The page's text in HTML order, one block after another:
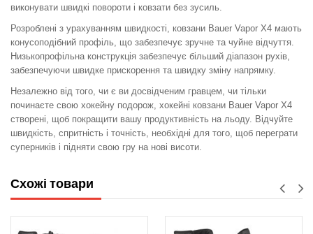
виконувати швидкі повороти і ковзати без зусиль.
Розроблені з урахуванням швидкості, ковзани Bauer Vapor X4 мають
конусоподібний профіль, що забезпечує зручне та чуйне відчуття.
Низькопрофільна конструкція забезпечує більший діапазон рухів,
забезпечуючи швидке прискорення та швидку зміну напрямку.
Незалежно від того, чи є ви досвідченим гравцем, чи тільки
починаєте свою хокейну подорож, хокейні ковзани Bauer Vapor X4
створені, щоб покращити вашу продуктивність на льоду. Відчуйте
швидкість, спритність і точність, необхідні для того, щоб переграти
суперників і підняти свою гру на нові висоти.
Схожі товари